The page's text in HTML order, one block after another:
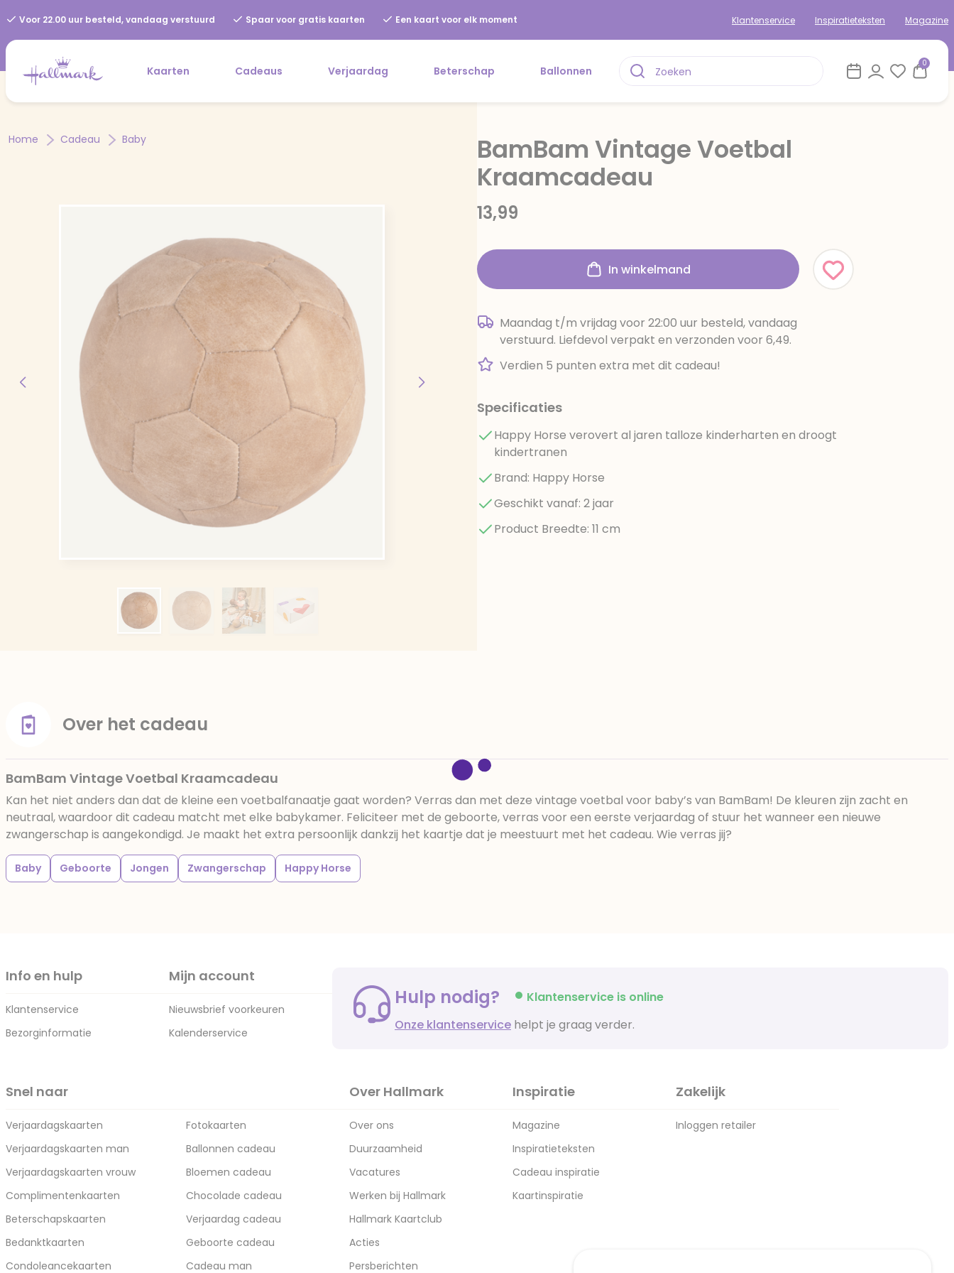
Voor 22.00 uur besteld, vandaag verstuurd Spaar voor gratis kaarten Een kaart voor elk moment Klantenservice Inspiratieteksten Magazine
Kaarten Cadeaus Verjaardag Beterschap Ballonnen
0
Home Cadeau Baby
BamBam Vintage Voetbal
Kraamcadeau
13,99
In winkelmand
Maandag t/m vrijdag voor 22:00 uur besteld, vandaag
verstuurd. Liefdevol verpakt en verzonden voor 6,49.
Verdien 5 punten extra met dit cadeau!
Specificaties
Happy Horse verovert al jaren talloze kinderharten en droogt
kindertranen
Brand: Happy Horse
Geschikt vanaf: 2 jaar
Product Breedte: 11 cm
Over het cadeau
BamBam Vintage Voetbal Kraamcadeau
Kan het niet anders dan dat de kleine een voetbalfanaatje gaat worden? Verras dan met deze vintage voetbal voor baby’s van BamBam! De kleuren zijn zacht en
neutraal, waardoor dit cadeau matcht met elke babykamer. Feliciteer met de geboorte, verras voor een eerste verjaardag of stuur het wanneer een nieuwe
zwangerschap is aangekondigd. Je maakt het extra persoonlijk dankzij het kaartje dat je meestuurt met het cadeau. Wie verras jij?
Baby Geboorte Jongen Zwangerschap Happy Horse
Info en hulp
Klantenservice
Bezorginformatie
Mijn account
Nieuwsbrief voorkeuren
Kalenderservice
Hulp nodig?
Klantenservice is online
Onze klantenservice helpt je graag verder.
Snel naar
Verjaardagskaarten
Verjaardagskaarten man
Verjaardagskaarten vrouw
Complimentenkaarten
Beterschapskaarten
Bedanktkaarten
Condoleancekaarten
Fotokaarten
Ballonnen cadeau
Bloemen cadeau
Chocolade cadeau
Verjaardag cadeau
Geboorte cadeau
Cadeau man
Over Hallmark
Over ons
Duurzaamheid
Vacatures
Werken bij Hallmark
Hallmark Kaartclub
Acties
Persberichten
Inspiratie
Magazine
Inspiratieteksten
Cadeau inspiratie
Kaartinspiratie
Zakelijk
Inloggen retailer